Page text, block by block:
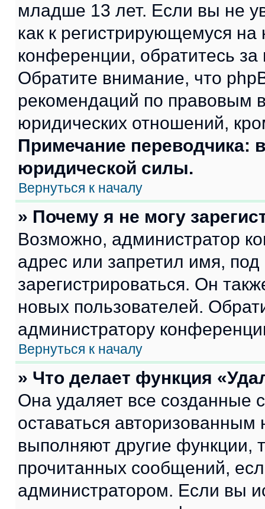
младше 13 лет. Если вы не
как к регистрирующемуся
конференции, обратитесь
Обратите внимание, что
рекомендаций по правовым
юридических отношений,
Примечание переводчика:
юридической силы.
Вернуться к началу
» Почему я не могу
Возможно, администратор
адрес или запретил имя,
зарегистрироваться. Он
новых пользователей.
администратору
Вернуться к началу
» Что делает функция
Она удаляет все созданные
оставаться
выполняют другие функции,
прочитанных сообщений,
администратором. Если вы